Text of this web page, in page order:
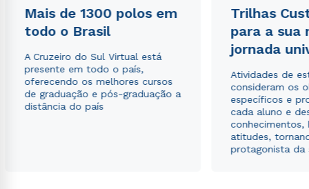
Mais de 1300 polos em
todo o Brasil
A Cruzeiro do Sul Virtual está
presente em todo o país,
oferecendo os melhores cursos
de graduação e pós-graduação a
distância do país
Trilhas
para a sua
jornada
Atividades de
consideram os
específicos e
cada aluno e
conhecimentos,
atitudes,
protagonista da